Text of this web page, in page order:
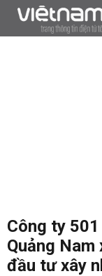
Công ty
Quảng
đầu tư xây